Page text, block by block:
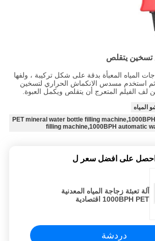
يتقلص
المياه المعبأة بدقة على شكل تركيبة ، ولفها
استخدم مسدس الانكماش الحراري لتسخين
لف الفيلم المتعرج أن يتقلص ويكمل العبوة.
المياه
PET mineral water bottle filling
filling machine,1000BPH automatic
احصل على افضل سعر ل
آلة تعبئة زجاجة المياه المعدنية
1000BPH PET اقتصادية
دردشة